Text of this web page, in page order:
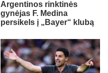
Argentinos rinktinės
gynėjas F. Medina
persikels į „Bayer“ klubą